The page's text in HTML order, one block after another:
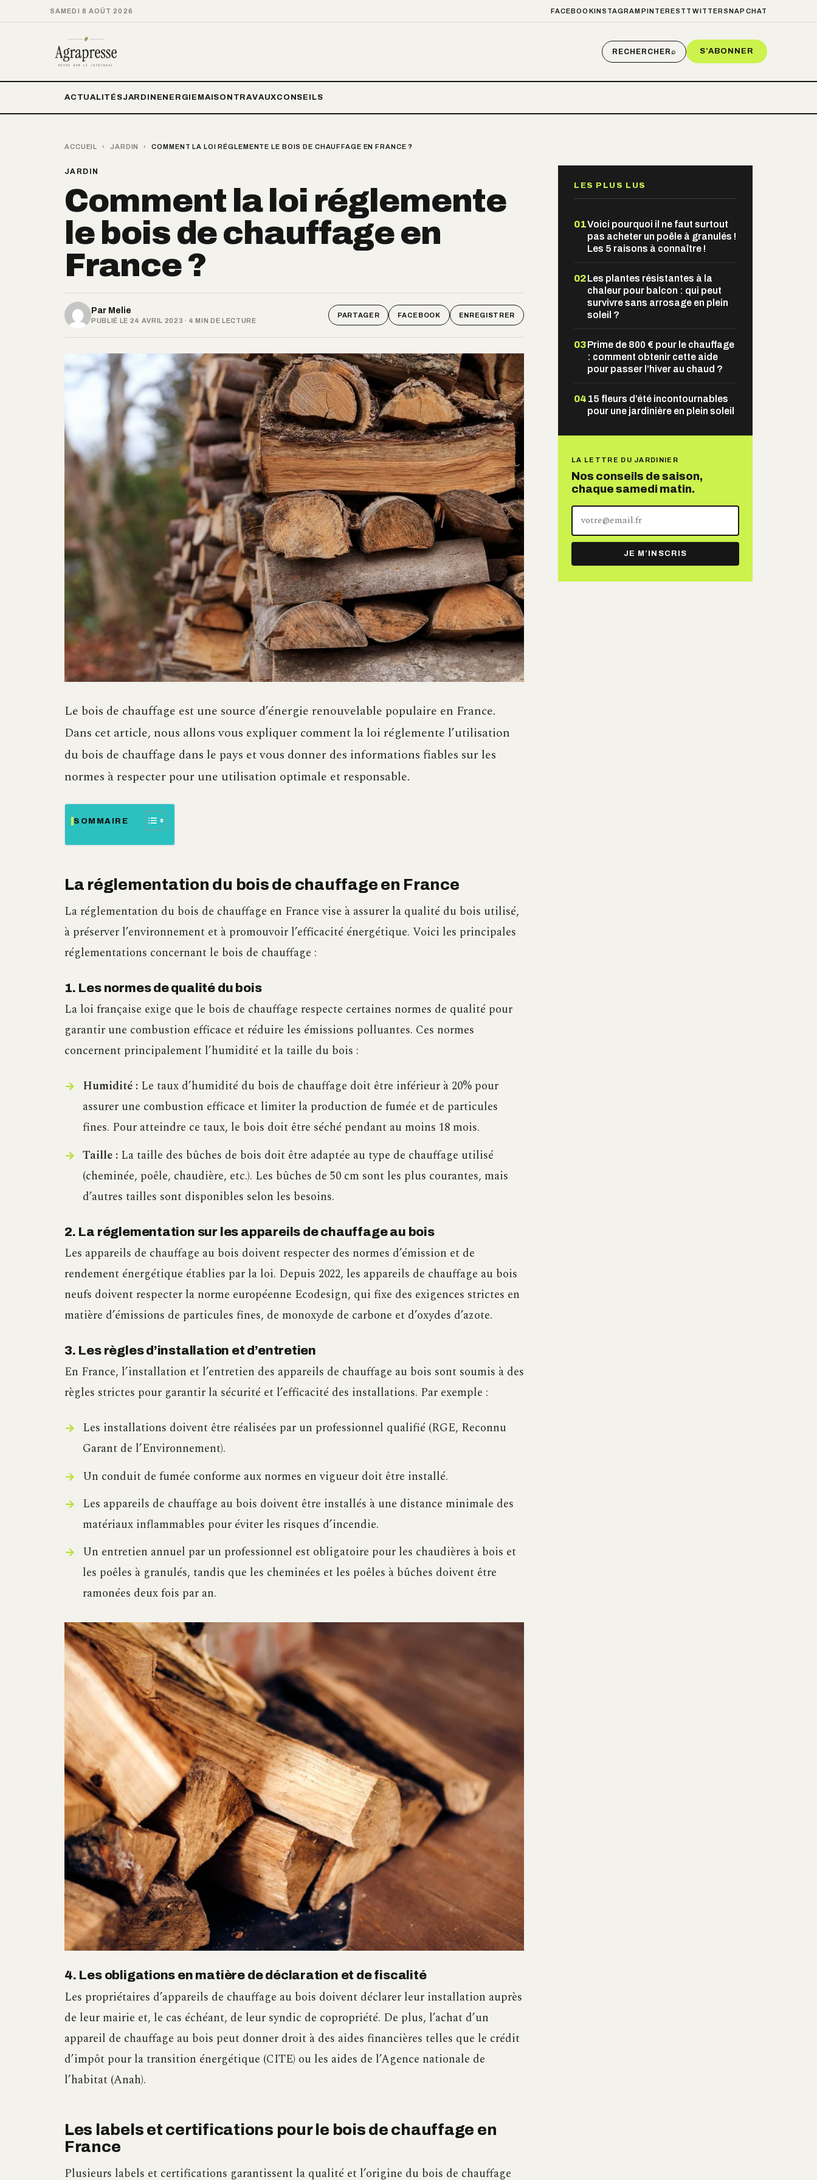
SAMEDI 8 AOÛT 2026 FACEBOOKINSTAGRAM PINTEREST TWITTER SNAPCHAT
RECHERCHER⌕ S’ABONNER
ACTUALITÉSJARDIN ENERGIE MAISON TRAVAUXCONSEILS
ACCUEIL › JARDIN › COMMENT LA LOI RÉGLEMENTE LE BOIS DE CHAUFFAGE EN FRANCE ?
JARDIN
Comment la loi réglemente
le bois de chauffage en
France ?
Par Melie
PUBLIÉ LE 24 AVRIL 2023 · 4 MIN DE LECTURE
PARTAGER FACEBOOK ENREGISTRER
Le bois de chauffage est une source d’énergie renouvelable populaire en France.
Dans cet article, nous allons vous expliquer comment la loi réglemente l’utilisation
du bois de chauffage dans le pays et vous donner des informations fiables sur les
normes à respecter pour une utilisation optimale et responsable.
SOMMAIRE
La réglementation du bois de chauffage en France
La réglementation du bois de chauffage en France vise à assurer la qualité du bois utilisé,
à préserver l’environnement et à promouvoir l’efficacité énergétique. Voici les principales
réglementations concernant le bois de chauffage :
1. Les normes de qualité du bois
La loi française exige que le bois de chauffage respecte certaines normes de qualité pour
garantir une combustion efficace et réduire les émissions polluantes. Ces normes
concernent principalement l’humidité et la taille du bois :
Humidité :Le taux d’humidité du bois de chauffage doit être inférieur à 20% pour
assurer une combustion efficace et limiter la production de fumée et de particules
fines. Pour atteindre ce taux, le bois doit être séché pendant au moins 18 mois.
Taille :La taille des bûches de bois doit être adaptée au type de chauffage utilisé
(cheminée, poêle, chaudière, etc.). Les bûches de 50 cm sont les plus courantes, mais
d’autres tailles sont disponibles selon les besoins.
2. La réglementation sur les appareils de chauffage au bois
Les appareils de chauffage au bois doivent respecter des normes d’émission et de
rendement énergétique établies par la loi. Depuis 2022, les appareils de chauffage au bois
neufs doivent respecter la norme européenne Ecodesign, qui fixe des exigences strictes en
matière d’émissions de particules fines, de monoxyde de carbone et d’oxydes d’azote.
3. Les règles d’installation et d’entretien
En France, l’installation et l’entretien des appareils de chauffage au bois sont soumis à des
règles strictes pour garantir la sécurité et l’efficacité des installations. Par exemple :
Les installations doivent être réalisées par un professionnel qualifié (RGE, Reconnu
Garant de l’Environnement).
Un conduit de fumée conforme aux normes en vigueur doit être installé.
Les appareils de chauffage au bois doivent être installés à une distance minimale des
matériaux inflammables pour éviter les risques d’incendie.
Un entretien annuel par un professionnel est obligatoire pour les chaudières à bois et
les poêles à granulés, tandis que les cheminées et les poêles à bûches doivent être
ramonées deux fois par an.
4. Les obligations en matière de déclaration et de fiscalité
Les propriétaires d’appareils de chauffage au bois doivent déclarer leur installation auprès
de leur mairie et, le cas échéant, de leur syndic de copropriété. De plus, l’achat d’un
appareil de chauffage au bois peut donner droit à des aides financières telles que le crédit
d’impôt pour la transition énergétique (CITE) ou les aides de l’Agence nationale de
l’habitat (Anah).
Les labels et certifications pour le bois de chauffage en
France
Plusieurs labels et certifications garantissent la qualité et l’origine du bois de chauffage
LES PLUS LUS
01Voici pourquoi il ne faut surtout
pas acheter un poêle à granulés !
Les 5 raisons à connaître !
02Les plantes résistantes à la
chaleur pour balcon : qui peut
survivre sans arrosage en plein
soleil ?
03Prime de 800 € pour le chauffage
: comment obtenir cette aide
pour passer l’hiver au chaud ?
04 15 fleurs d’été incontournables
pour une jardinière en plein soleil
LA LETTRE DU JARDINIER
Nos conseils de saison,
chaque samedi matin.
adresse
mail
JE M’INSCRIS